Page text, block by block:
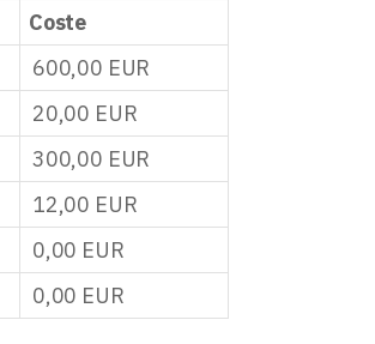
Coste
600,00 EUR
20,00 EUR
300,00 EUR
12,00 EUR
0,00 EUR
0,00 EUR